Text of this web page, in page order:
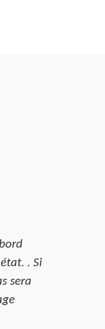
. Si
sera